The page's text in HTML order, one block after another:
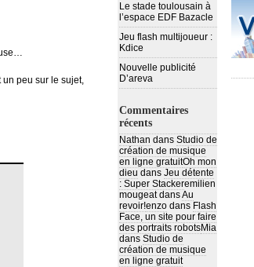
peu sur le sujet,
Le stade toulousain à
l’espace EDF Bazacle
Jeu flash multijoueur :
Kdice
Nouvelle publicité
D’areva
Commentaires
récents
Nathan dans Studio de
création de musique
en ligne gratuitOh mon
dieu dans Jeu détente
: Super Stackeremilien
mougeatdansAu
revoir!enzo dans Flash
Face, un site pour faire
des portraits robotsMia
dans Studio de
création de musique
en ligne gratuit